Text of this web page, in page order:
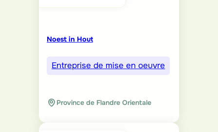
Noest in Hout
Entreprise de mise en oeuvre
Province de Flandre Orientale